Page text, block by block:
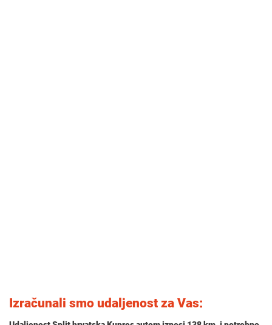
Izračunali smo udaljenost za Vas: